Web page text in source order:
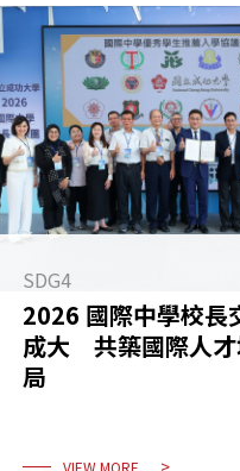
SDG4
2026 國際中學校長
成大 共築國際人才
局
VIEW MORE